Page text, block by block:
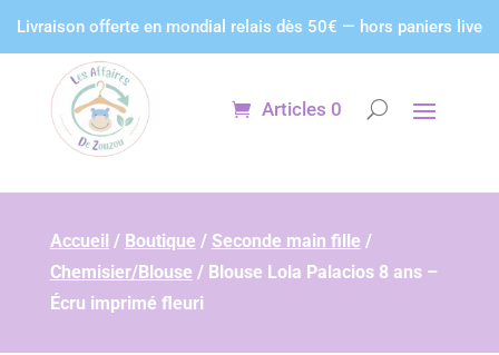
Livraison offerte en mondial relais dès 50€ — hors paniers live
Articles 0
Accueil / Boutique / Seconde main fille /
Chemisier/Blouse / Blouse Lola Palacios 8 ans –
Écru imprimé fleuri
Panneau de gestion des cookies